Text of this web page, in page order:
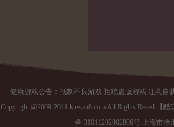
健康游戏公告：抵制不良游戏 拒绝盗版游戏 注意
Copyright @2009-2011 kuwan8.com All Rights Resed
备 31011202002806号 上海市